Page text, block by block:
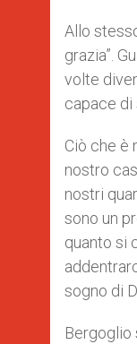
Allo
grazia”.
volte
capace di
Ciò che è
nostro
nostri
sono un
quanto si
sogno di
Bergoglio